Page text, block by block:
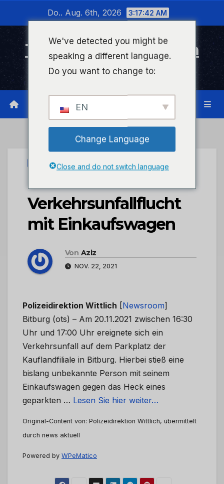
wechseln
Do.. Aug. 6th, 2026 3:17:42 AM
Timeline Bad Kreuznach
Infonetzwerk für Bad Kreuznach
UNCATEGORIZED
POL-PDWIL:
Verkehrsunfallflucht
mit Einkaufswagen
Von Aziz
NOV. 22, 2021
Polizeidirektion Wittlich [Newsroom]
Bitburg (ots) – Am 20.11.2021 zwischen 16:30
Uhr und 17:00 Uhr ereignete sich ein
Verkehrsunfall auf dem Parkplatz der
Kauflandfiliale in Bitburg. Hierbei stieß eine
bislang unbekannte Person mit seinem
Einkaufswagen gegen das Heck eines
geparkten … Lesen Sie hier weiter…
Original-Content von: Polizeidirektion Wittlich, übermittelt
durch news aktuell
Powered by WPeMatico
We've detected you might be
speaking a different language.
Do you want to change to:
EN
Change Language
Close and do not switch language